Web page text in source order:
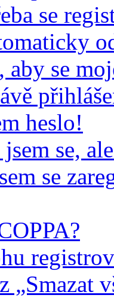
se
aby se
heslo!
se,
se
„Smazat